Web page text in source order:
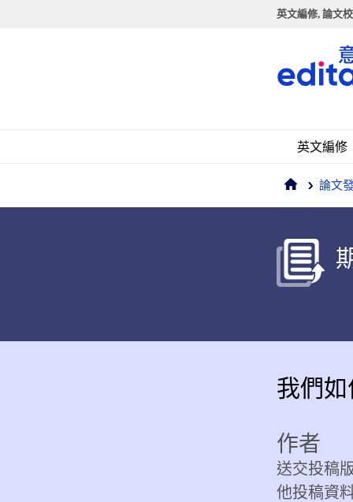
英文編修, 論文
英文編修
論文
我們
作者
送交投稿
他投稿資